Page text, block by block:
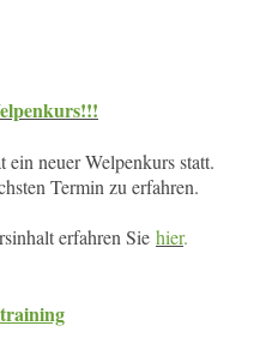
neuer Welpenkurs statt.
Termin zu erfahren.
erfahren Sie hier.